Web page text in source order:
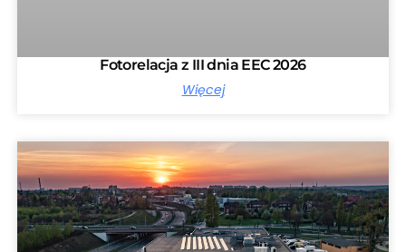
Fotorelacja z III dnia EEC 2026
Więcej